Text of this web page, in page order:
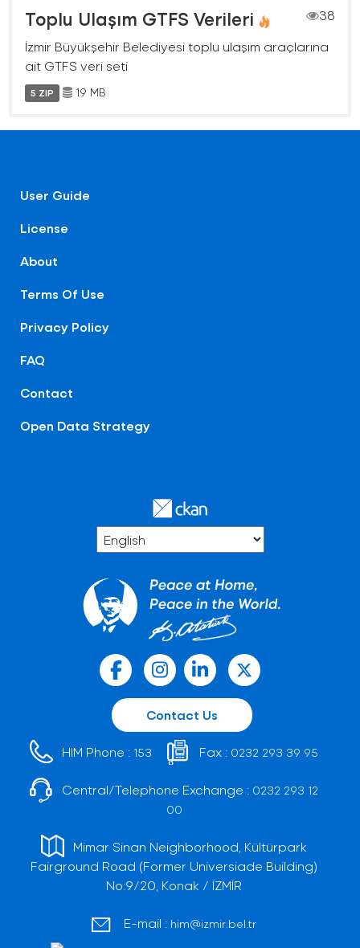
Toplu Ulaşım GTFS Verileri
38
İzmir Büyükşehir Belediyesi toplu ulaşım araçlarına
ait GTFS veri seti
5 ZIP 19 MB
User Guide
License
About
Terms Of Use
Privacy Policy
FAQ
Contact
Open Data Strategy
Contact Us
HIM Phone : 153 Fax : 0232 293 39 95
Central/Telephone Exchange : 0232 293 12
00
Mimar Sinan Neighborhood, Kültürpark
Fairground Road (Former Universiade Building)
No:9/20, Konak / İZMİR
E-mail : him@izmir.bel.tr